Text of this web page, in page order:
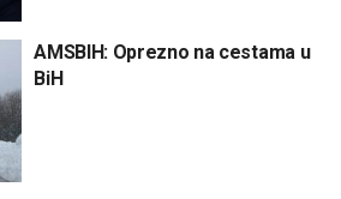
AMSBIH: Oprezno na cestama u
BiH